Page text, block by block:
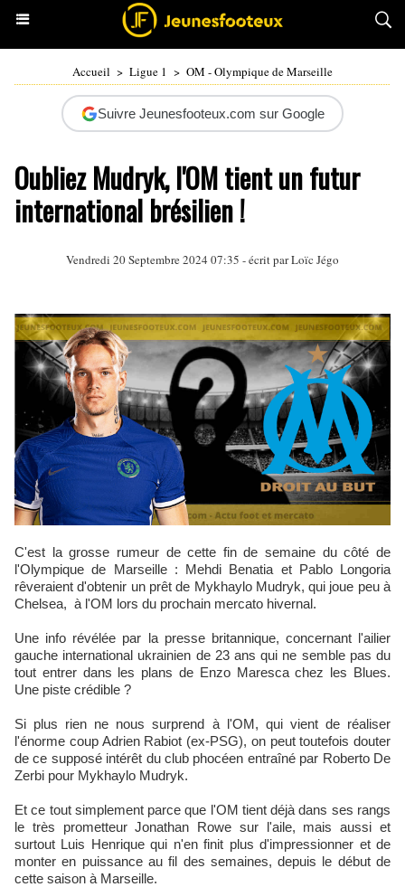
Accueil > Ligue 1 > OM - Olympique de Marseille
Suivre Jeunesfooteux.com sur Google
Oubliez Mudryk, l'OM tient un futur
international brésilien !
Vendredi 20 Septembre 2024 07:35 - écrit parLoïc Jégo
C'est la grosse rumeur de cette fin de semaine du côté de
l'Olympique de Marseille : Mehdi Benatia et Pablo Longoria
rêveraient d'obtenir un prêt de Mykhaylo Mudryk, qui joue peu à
Chelsea, à l'OM lors du prochain mercato hivernal.
Une info révélée par la presse britannique, concernant l'ailier
gauche international ukrainien de 23 ans qui ne semble pas du
tout entrer dans les plans de Enzo Maresca chez les Blues.
Une piste crédible ?
Si plus rien ne nous surprend à l'OM, qui vient de réaliser
l'énorme coup Adrien Rabiot (ex-PSG), on peut toutefois douter
de ce supposé intérêt du club phocéen entraîné par Roberto De
Zerbi pour Mykhaylo Mudryk.
Et ce tout simplement parce que l'OM tient déjà dans ses rangs
le très prometteur Jonathan Rowe sur l'aile, mais aussi et
surtout Luis Henrique qui n'en finit plus d'impressionner et de
monter en puissance au fil des semaines, depuis le début de
cette saison à Marseille.